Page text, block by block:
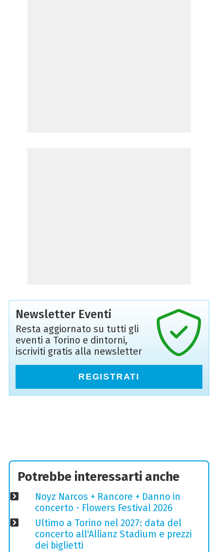
Newsletter Eventi
Resta aggiornato su tutti gli
eventi a Torino e dintorni,
iscriviti gratis alla newsletter
REGISTRATI
Potrebbe interessarti anche
Noyz Narcos + Rancore + Danno in
concerto - Flowers Festival 2026
Ultimo a Torino nel 2027: data del
concerto all'Allianz Stadium e prezzi
dei biglietti